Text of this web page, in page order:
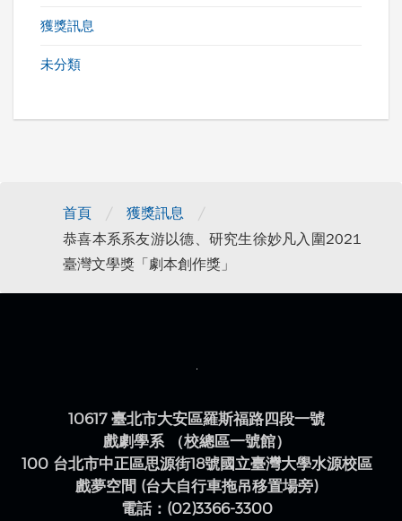
獲獎訊息
未分類
首頁 / 獲獎訊息 /
恭喜本系系友游以德、研究生徐妙凡入圍2021
臺灣文學獎「劇本創作獎」
10617 臺北市大安區羅斯福路四段一號
戲劇學系 （校總區一號館）
100 台北市中正區思源街18號國立臺灣大學水源校區
戲夢空間 (台大自行車拖吊移置場旁)
電話：(02)3366-3300